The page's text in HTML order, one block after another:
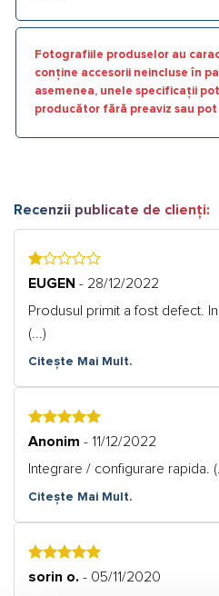
Fotografiile produselor au
conține accesorii neincluse în
asemenea, unele specificații
producător fără preaviz sau
Recenzii publicate de clienți:
1EUGEN - 28/12/2022
Produsul primit a fost defect.
(...)
Citește Mai Mult.
5
Anonim - 11/12/2022
Integrare / configurare rapida.
Citește Mai Mult.
5
sorin o. - 05/11/2020